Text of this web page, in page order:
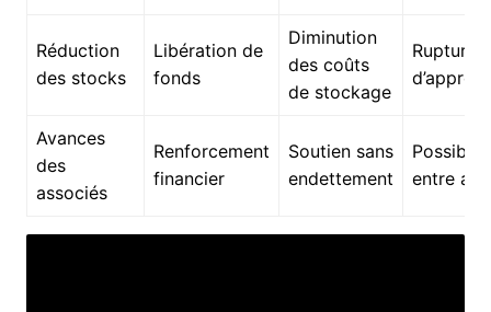
Réduction
des stocks
Libération de
fonds
Diminution
des coûts
de stockage
Rupture
Avances
des
associés
Renforcement
financier
Soutien sans
endettement
Possible
entre